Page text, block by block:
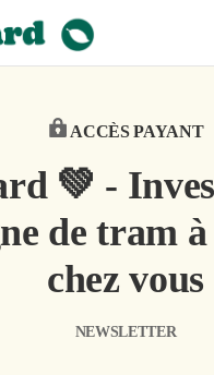
ACCÈS PAYANT
💚 -
de tram à
chez vous
NEWSLETTER